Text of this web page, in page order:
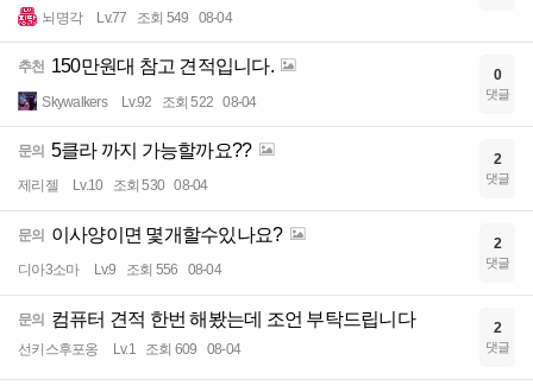
뇌명각 Lv.77 조회 549 08-04
추천 150만원대 참고 견적입니다.
Skywalkers Lv.92 조회 522 08-04
0
댓글
문의 5클라 까지 가능할까요??
제리젤 Lv.10 조회 530 08-04
2
댓글
문의 이사양이면 몇개할수있나요?
디아3소마 Lv.9 조회 556 08-04
2
댓글
문의 컴퓨터 견적 한번 해봤는데 조언 부탁드립니다
선키스후포옹 Lv.1 조회 609 08-04
2
댓글